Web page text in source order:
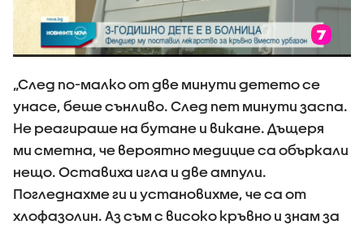
„След по-малко от две минути детето се
унасе, беше сънливо. След пет минути заспа.
Не реагираше на бутане и викане. Дъщеря
ми сметна, че вероятно медицие са объркали
нещо. Оставиха игла и две ампули.
Погледнахме ги и установихме, че са от
хлофазолин. Аз съм с високо кръвно и знам за